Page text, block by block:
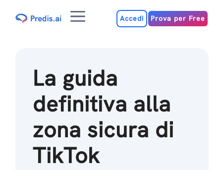
MenuAccedi Prova per Free
La guida
definitiva alla
zona sicura di
TikTok